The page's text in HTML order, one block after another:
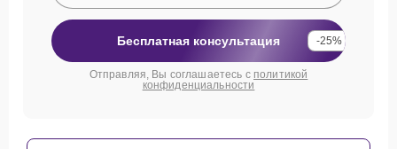
Бесплатная консультация -25%
Отправляя, Вы соглашаетесь с политикой
конфиденциальности